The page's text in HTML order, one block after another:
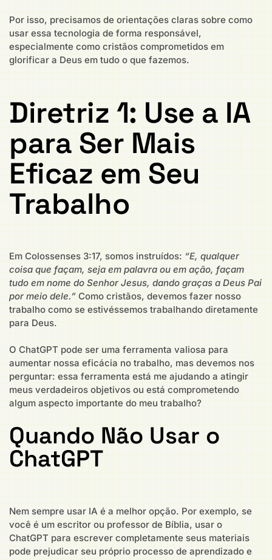
Por isso, precisamos de orientações claras sobre como
usar essa tecnologia de forma responsável,
especialmente como cristãos comprometidos em
glorificar a Deus em tudo o que fazemos.
Diretriz 1: Use a IA
para Ser Mais
Eficaz em Seu
Trabalho
Em Colossenses 3:17, somos instruídos: “E, qualquer
coisa que façam, seja em palavra ou em ação, façam
tudo em nome do Senhor Jesus, dando graças a Deus Pai
por meio dele.” Como cristãos, devemos fazer nosso
trabalho como se estivéssemos trabalhando diretamente
para Deus.
O ChatGPT pode ser uma ferramenta valiosa para
aumentar nossa eficácia no trabalho, mas devemos nos
perguntar: essa ferramenta está me ajudando a atingir
meus verdadeiros objetivos ou está comprometendo
algum aspecto importante do meu trabalho?
Quando Não Usar o
ChatGPT
Nem sempre usar IA é a melhor opção. Por exemplo, se
você é um escritor ou professor de Bíblia, usar o
ChatGPT para escrever completamente seus materiais
pode prejudicar seu próprio processo de aprendizado e